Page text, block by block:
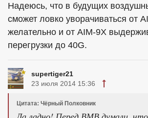
Надеюсь, что в будущих
сможет ловко уворачиваться от
желательно и от AIM-9X
перегрузки до 40G.
supertiger21
23 июля 2014 15:36
Цитата: Чёрный Полковник